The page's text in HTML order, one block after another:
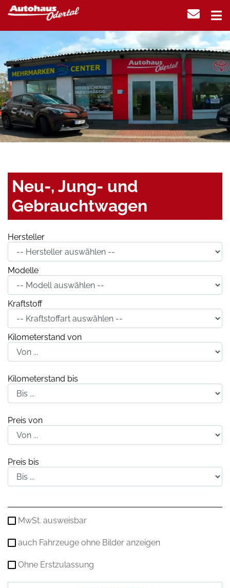
Neu-, Jung- und
Gebrauchtwagen
Hersteller
Modelle
Kraftstoff
Kilometerstand von
Kilometerstand bis
Preis von
Preis bis
MwSt. ausweisbar
auch Fahrzeuge ohne Bilder anzeigen
Ohne Erstzulassung